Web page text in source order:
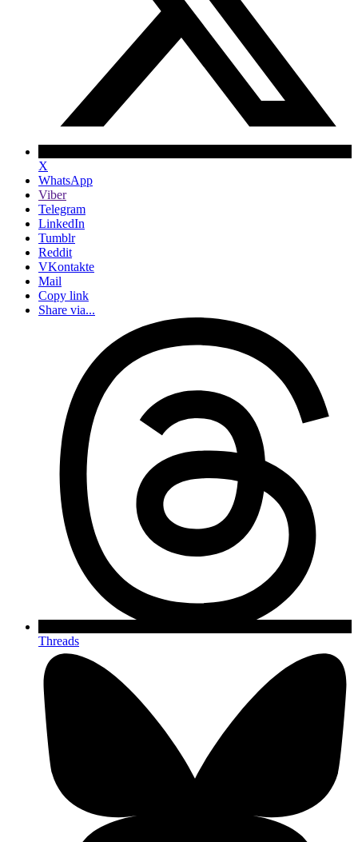
X
WhatsApp
Viber
Telegram
LinkedIn
Tumblr
Reddit
VKontakte
Mail
Copy link
Share via...
Threads